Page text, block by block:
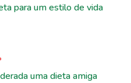
para um estilo de vida
uma dieta amiga